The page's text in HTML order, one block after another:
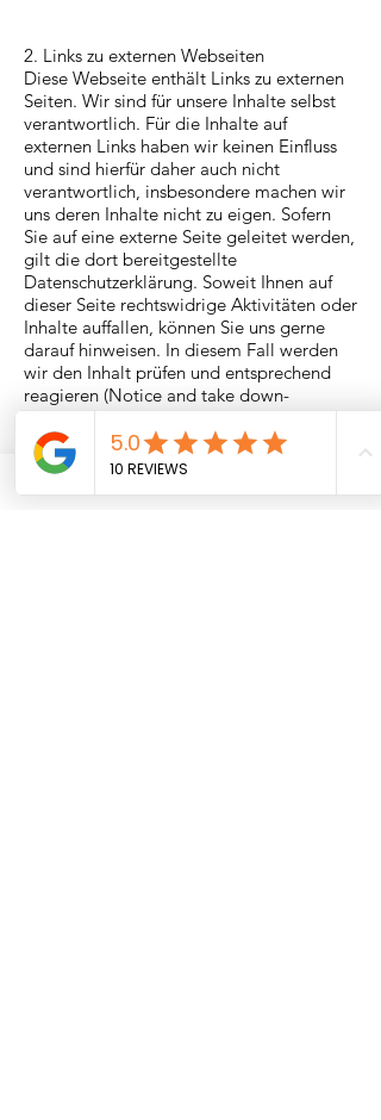
2. Links zu externen Webseiten
Diese Webseite enthält Links zu externen
Seiten. Wir sind für unsere Inhalte selbst
verantwortlich. Für die Inhalte auf
externen Links haben wir keinen Einfluss
und sind hierfür daher auch nicht
verantwortlich, insbesondere machen wir
uns deren Inhalte nicht zu eigen. Sofern
Sie auf eine externe Seite geleitet werden,
gilt die dort bereitgestellte
Datenschutzerklärung. Soweit Ihnen auf
dieser Seite rechtswidrige Aktivitäten oder
Inhalte auffallen, können Sie uns gerne
darauf hinweisen. In diesem Fall werden
wir den Inhalt prüfen und entsprechend
reagieren (Notice and take down-
Verfahren).